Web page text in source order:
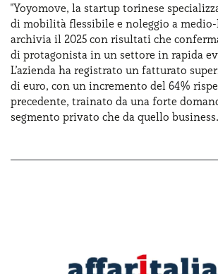
"Yoyomove, la startup torinese
di mobilità flessibile e noleggio a
archivia il 2025 con risultati che
di protagonista in un settore in rapida
L’azienda ha registrato un fatturato
di euro, con un incremento del 64%
precedente, trainato da una forte
segmento privato che da quello